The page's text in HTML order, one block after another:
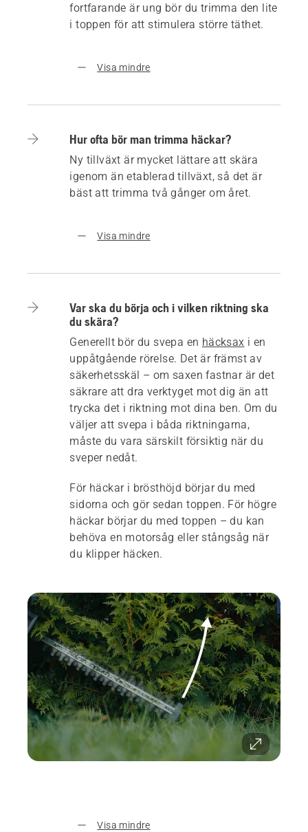
fortfarande är ung bör du trimma den lite
i toppen för att stimulera större täthet.
Visa mindre
Hur ofta bör man trimma häckar?
Ny tillväxt är mycket lättare att skära
igenom än etablerad tillväxt, så det är
bäst att trimma två gånger om året.
Visa mindre
Var ska du börja och i vilken riktning ska
du skära?
Generellt bör du svepa en häcksax i en
uppåtgående rörelse. Det är främst av
säkerhetsskäl – om saxen fastnar är det
säkrare att dra verktyget mot dig än att
trycka det i riktning mot dina ben. Om du
väljer att svepa i båda riktningarna,
måste du vara särskilt försiktig när du
sveper nedåt.
För häckar i brösthöjd börjar du med
sidorna och gör sedan toppen. För högre
häckar börjar du med toppen – du kan
behöva en motorsåg eller stångsåg när
du klipper häcken.
Visa mindre